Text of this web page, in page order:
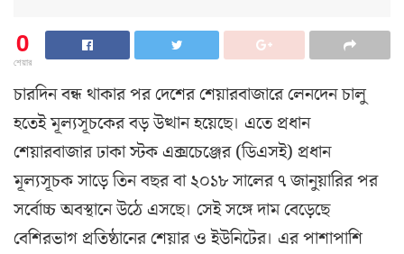
0
শেয়ার
চারদিন বন্ধ থাকার পর দেশের শেয়ারবাজারে লেনদেন চালু
হতেই মূল্যসূচকের বড় উত্থান হয়েছে। এতে প্রধান
শেয়ারবাজার ঢাকা স্টক এক্সচেঞ্জের (ডিএসই) প্রধান
মূল্যসূচক সাড়ে তিন বছর বা ২০১৮ সালের ৭ জানুয়ারির পর
সর্বোচ্চ অবস্থানে উঠে এসছে। সেই সঙ্গে দাম বেড়েছে
বেশিরভাগ প্রতিষ্ঠানের শেয়ার ও ইউনিটের। এর পাশাপাশি